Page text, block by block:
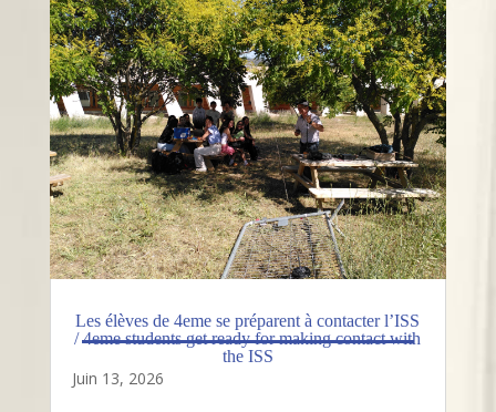
Les élèves de 4eme se préparent à contacter l’ISS
/ 4eme students get ready for making contact with
the ISS
Juin 13, 2026